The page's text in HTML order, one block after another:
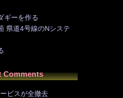
ギーを作る
県道4号線のNシステ
Comments
ビスが全撤去